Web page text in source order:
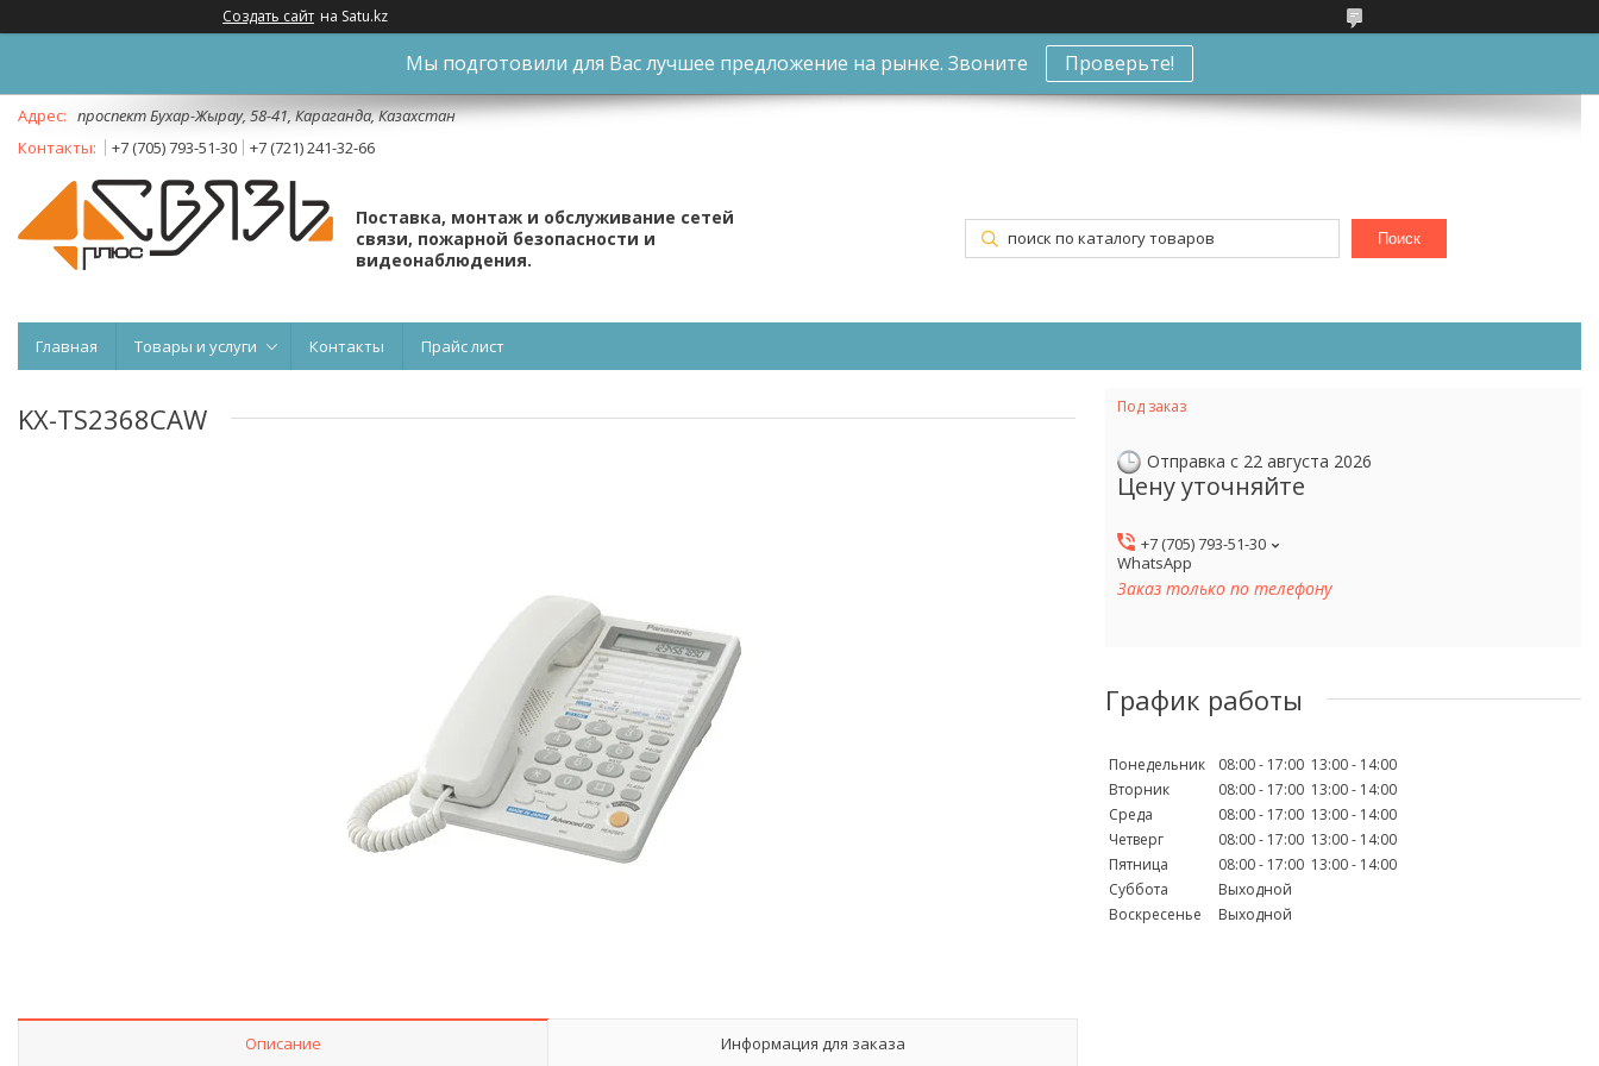
Создать сайт на Satu.kz
Мы подготовили для Вас лучшее предложение на рынке. Звоните Проверьте!
проспект Бухар-Жырау, 58-41, Караганда, Казахстан
+7 (705) 793-51-30
+7 (721) 241-32-66
Поставка, монтаж и обслуживание сетей
связи, пожарной безопасности и
видеонаблюдения.
Поиск
Главная Товары и услуги Контакты Прайс лист
KX-TS2368CAW
Описание Информация для заказа
Под заказ
Отправка с 22 августа 2026
Цену уточняйте
+7 (705) 793-51-30
WhatsApp
Заказ только по телефону
График работы
Понедельник 08:00 17:00 13:00
14:00
Вторник
08:00 17:00 13:00
14:00
Среда
08:00 17:00 13:00
14:00
Четверг
08:00 17:00 13:00
14:00
Пятница
08:00 17:00 13:00
14:00
Суббота
Выходной
Воскресенье
Выходной